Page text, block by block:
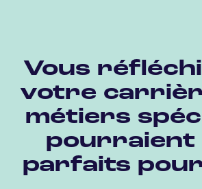
Vous
votre
métiers
pourraient
parfaits